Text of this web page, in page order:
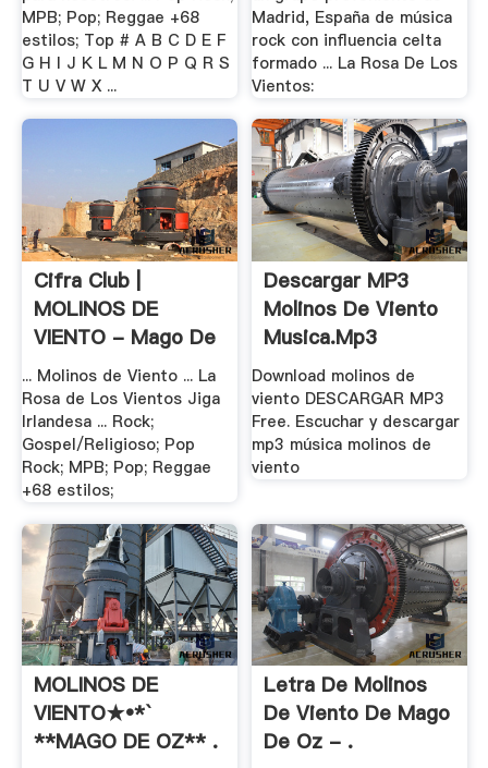
MPB; Pop; Reggae +68
estilos; Top # A B C D E F
G H I J K L M N O P Q R S
T U V W X ...
Madrid, España de música
rock con influencia celta
formado ... La Rosa De Los
Vientos:
Cifra Club |
MOLINOS DE
VIENTO - Mago De
Oz .
... Molinos de Viento ... La
Rosa de Los Vientos Jiga
Irlandesa ... Rock;
Gospel/Religioso; Pop
Rock; MPB; Pop; Reggae
+68 estilos;
Descargar MP3
Molinos De Viento
Musica.mp3
Download molinos de
viento DESCARGAR MP3
Free. Escuchar y descargar
mp3 música molinos de
viento
MOLINOS DE
VIENTO★•*`
**MAGO DE OZ** .
Letra De Molinos
De Viento De Mago
De Oz - .